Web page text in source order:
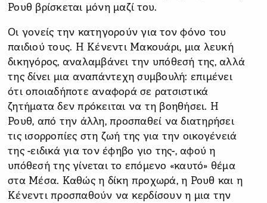
Ρουθ βρίσκεται μόνη μαζί του.
Οι γονείς την κατηγορούν για τον φόνο του
παιδιού τους. Η Κένεντι Μακουάρι, μια λευκή
δικηγόρος, αναλαμβάνει την υπόθεσή της, αλλά
της δίνει μια αναπάντεχη συμβουλή: επιμένει
ότι οποιαδήποτε αναφορά σε ρατσιστικά
ζητήματα δεν πρόκειται να τη βοηθήσει. Η
Ρουθ, από την άλλη, προσπαθεί να διατηρήσει
τις ισορροπίες στη ζωή της για την οικογένειά
της -ειδικά για τον έφηβο γιο της-, αφού η
υπόθεσή της γίνεται το επόμενο «καυτό» θέμα
στα Μέσα. Καθώς η δίκη προχωρά, η Ρουθ και η
Κένεντι προσπαθούν να κερδίσουν η μια την